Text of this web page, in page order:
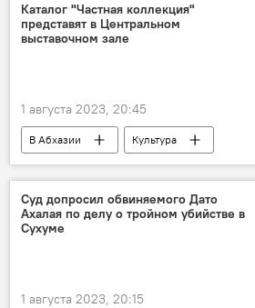
Каталог "Частная коллекция"
представят в Центральном
выставочном зале
1 августа 2023, 20:45
В Абхазии
Культура
Центральный выставочный зал г. Сухум
Сухум
Абхазия художники
Суд допросил обвиняемого Дато
Ахалая по делу о тройном убийстве в
Сухуме
1 августа 2023, 20:15